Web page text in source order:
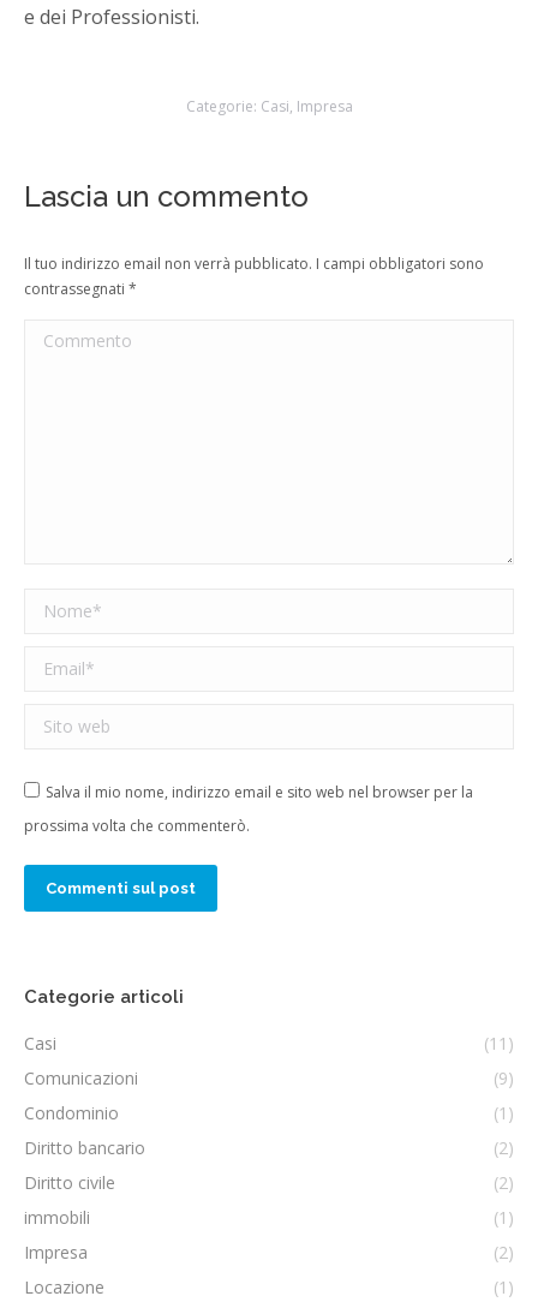
e dei Professionisti.
Categorie: Casi, Impresa
Lascia un commento
Il tuo indirizzo email non verrà pubblicato. I campi obbligatori sono
contrassegnati *
Commento
Nome *
Email *
Sito web
Salva il mio nome, indirizzo email e sito web nel browser per la
prossima volta che commenterò.
Commenti sul post
Categorie articoli
Casi
(11)
Comunicazioni
(9)
Condominio
(1)
Diritto bancario
(2)
Diritto civile
(2)
immobili
(1)
Impresa
(2)
Locazione
(1)